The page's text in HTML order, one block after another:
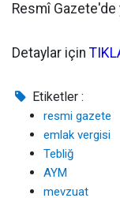
Resmî Gazete'de
Detaylar için
Etiketler :
resmi gazete
emlak vergisi
Tebliğ
AYM
mevzuat